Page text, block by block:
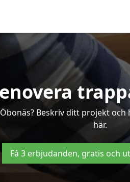
Beskriv ditt projekt
här.
Få 3 erbjudanden, gratis och